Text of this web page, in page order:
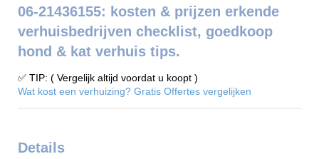
06-21436155: kosten & prijzen erkende
verhuisbedrijven checklist, goedkoop
hond & kat verhuis tips.
✅ TIP: ( Vergelijk altijd voordat u koopt )
Wat kost een verhuizing? Gratis Offertes vergelijken
Details